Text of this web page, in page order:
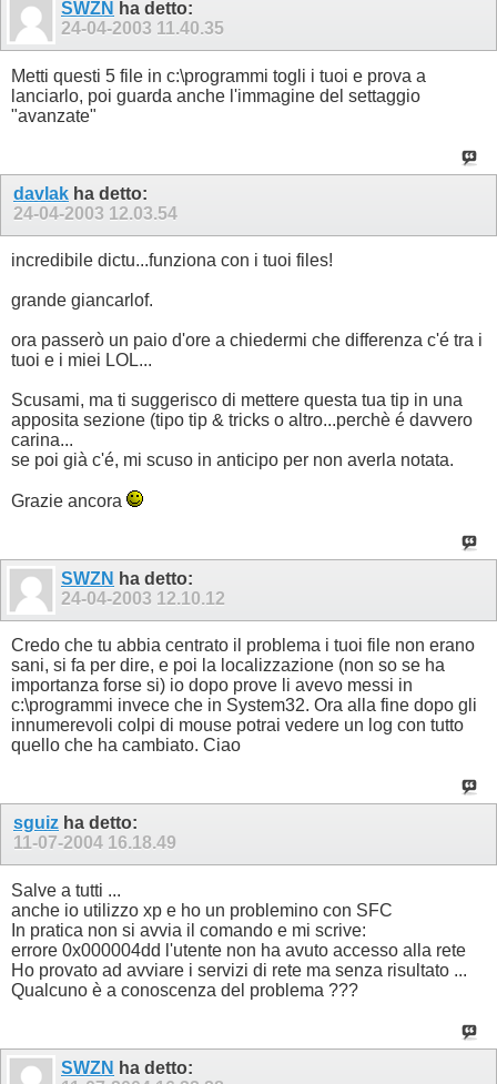
SWZN ha detto:
24-04-2003 11.40.35
Metti questi 5 file in c:\programmi togli i tuoi e prova a
lanciarlo, poi guarda anche l'immagine del settaggio
"avanzate"
davlak ha detto:
24-04-2003 12.03.54
incredibile dictu...funziona con i tuoi files!
grande giancarlof.
ora passerò un paio d'ore a chiedermi che differenza c'é tra i
tuoi e i miei LOL...
Scusami, ma ti suggerisco di mettere questa tua tip in una
apposita sezione (tipo tip & tricks o altro...perchè é davvero
carina...
se poi già c'é, mi scuso in anticipo per non averla notata.
Grazie ancora
SWZN ha detto:
24-04-2003 12.10.12
Credo che tu abbia centrato il problema i tuoi file non erano
sani, si fa per dire, e poi la localizzazione (non so se ha
importanza forse si) io dopo prove li avevo messi in
c:\programmi invece che in System32. Ora alla fine dopo gli
innumerevoli colpi di mouse potrai vedere un log con tutto
quello che ha cambiato. Ciao
sguiz ha detto:
11-07-2004 16.18.49
Salve a tutti ...
anche io utilizzo xp e ho un problemino con SFC
In pratica non si avvia il comando e mi scrive:
errore 0x000004dd l'utente non ha avuto accesso alla rete
Ho provato ad avviare i servizi di rete ma senza risultato ...
Qualcuno è a conoscenza del problema ???
SWZN ha detto: